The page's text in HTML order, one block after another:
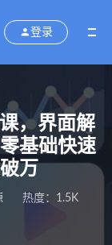
登录
，界面解
基础快速
万
热度：1.5K